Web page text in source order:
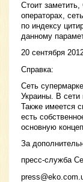
Стоит
операторах,
по индексу
данному
20 сентября
Справка:
Сеть
Украины. В сети
Также имеется
есть
основную
За
пресс-служба